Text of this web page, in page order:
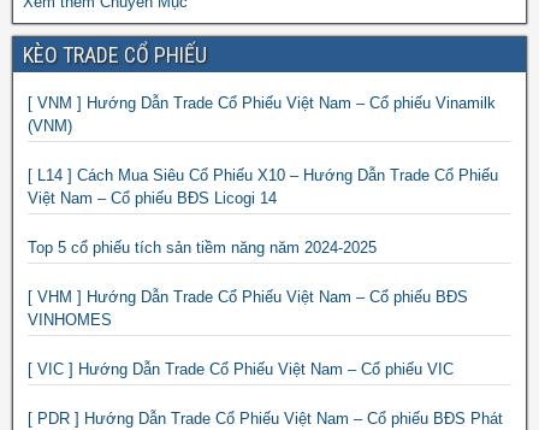
KÈO TRADE CỔ PHIẾU
[ VNM ] Hướng Dẫn Trade Cổ Phiếu Việt Nam – Cổ phiếu Vinamilk
(VNM)
[ L14 ] Cách Mua Siêu Cổ Phiếu X10 – Hướng Dẫn Trade Cổ Phiếu
Việt Nam – Cổ phiếu BĐS Licogi 14
Top 5 cổ phiếu tích sản tiềm năng năm 2024-2025
[ VHM ] Hướng Dẫn Trade Cổ Phiếu Việt Nam – Cổ phiếu BĐS
VINHOMES
[ VIC ] Hướng Dẫn Trade Cổ Phiếu Việt Nam – Cổ phiếu VIC
[ PDR ] Hướng Dẫn Trade Cổ Phiếu Việt Nam – Cổ phiếu BĐS Phát